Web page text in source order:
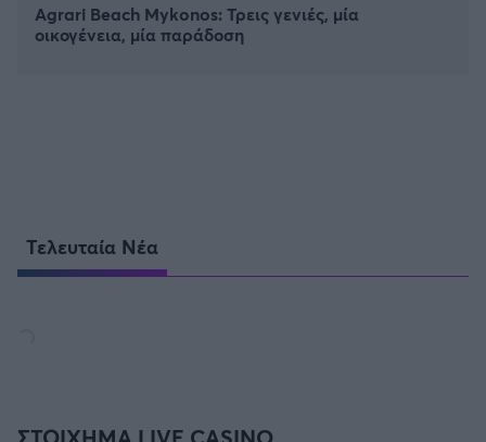
Agrari Beach Mykonos: Τρεις γενιές, μία
οικογένεια, μία παράδοση
Τελευταία Νέα